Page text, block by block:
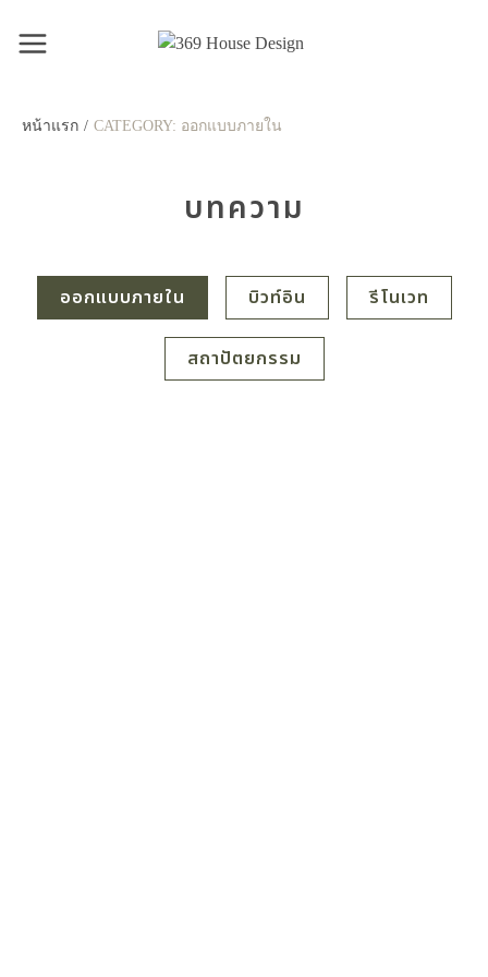
หน้าแรก / CATEGORY: ออกแบบภายใน
บทความ
ออกแบบภายใน บิวท์อิน รีโนเวท
สถาปัตยกรรม